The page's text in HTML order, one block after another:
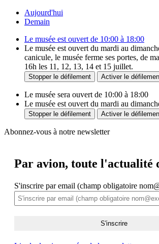
Aujourd'hui
Demain
Le musée est ouvert de 10:00 à 18:00
Le musée est ouvert du mardi au
canicule, le musée ferme ses portes, de
16h les 11, 12, 13, 14 et 15 juillet.
Stopper le défilement Activer le
Le musée sera ouvert de 10:00 à 18:00
Le musée est ouvert du mardi au
Stopper le défilement Activer le
Abonnez-vous à notre newsletter
Par avion, toute l'actualité
S'inscrire par email (champ obligatoire